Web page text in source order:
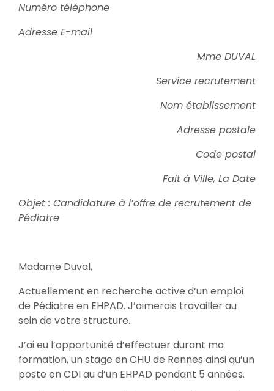
Numéro téléphone
Adresse E-mail
Mme DUVAL
Service recrutement
Nom établissement
Adresse postale
Code postal
Fait à Ville, La Date
Objet : Candidature à l’offre de recrutement de
Pédiatre
Madame Duval,
Actuellement en recherche active d’un emploi
de Pédiatre en EHPAD. J’aimerais travailler au
sein de votre structure.
J’ai eu l’opportunité d’effectuer durant ma
formation, un stage en CHU de Rennes ainsi qu’un
poste en CDI au d’un EHPAD pendant 5 années.